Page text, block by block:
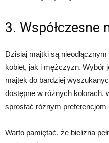
3. Współczesne
Dzisiaj majtki są
kobiet, jak i mężczyzn. Wybór
majtek do bardziej
dostępne w różnych kolorach,
sprostać różnym preferencjom
Warto pamiętać, że bielizna